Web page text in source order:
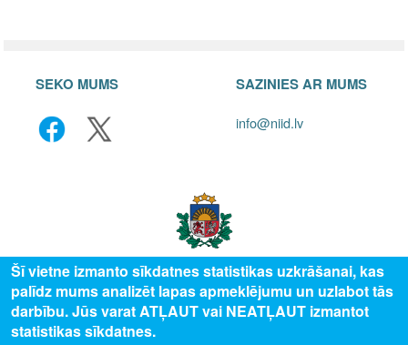
SEKO MUMS SAZINIES AR MUMS
info@niid.lv
© 2025 Valsts izglītības attīstības aģentūra, publicētā satura visas tiesības
Šī vietne izmanto sīkdatnes statistikas uzkrāšanai, kas
palīdz mums analizēt lapas apmeklējumu un uzlabot tās
darbību. Jūs varat ATĻAUT vai NEATĻAUT izmantot
statistikas sīkdatnes.